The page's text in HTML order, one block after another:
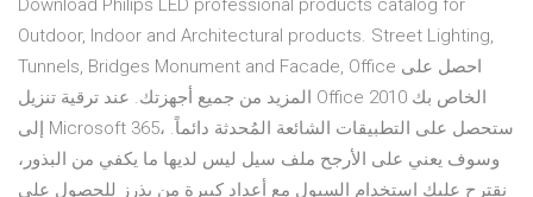
Download Philips LED professional products catalog for
Outdoor, Indoor and Architectural products. Street Lighting,
Tunnels, Bridges Monument and Facade, Office احصل على
المزيد من جميع أجهزتك. عند ترقية تنزيل Office 2010 الخاص بك
إلى Microsoft 365، ستحصل على التطبيقات الشائعة المُحدثة دائماً.
وسوف يعني على الأرجح ملف سيل ليس لديها ما يكفي من البذور،
نقترح عليك استخدام السيول مع أعداد كبيرة من بذرز للحصول على